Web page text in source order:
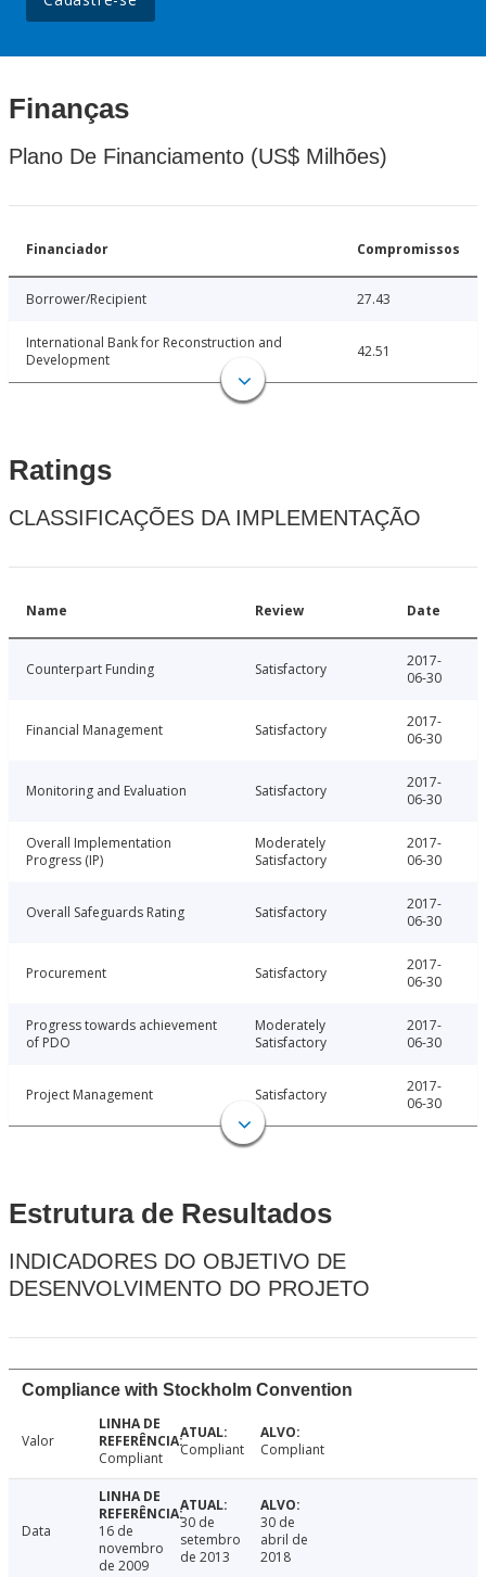
Finanças
Plano De Financiamento (US$ Milhões)
Financiador Compromissos
Borrower/Recipient 27.43
International Bank for Reconstruction and
Development
42.51
Ratings
CLASSIFICAÇÕES DA IMPLEMENTAÇÃO
Name Review Date
Counterpart Funding Satisfactory
2017-
06-30
Financial Management Satisfactory
2017-
06-30
Monitoring and Evaluation Satisfactory
2017-
06-30
Overall Implementation
Progress (IP)
Moderately
Satisfactory
2017-
06-30
Overall Safeguards Rating Satisfactory
2017-
06-30
Procurement Satisfactory
2017-
06-30
Progress towards achievement
of PDO
Moderately
Satisfactory
2017-
06-30
Project Management Satisfactory
2017-
06-30
Estrutura de Resultados
INDICADORES DO OBJETIVO DE
DESENVOLVIMENTO DO PROJETO
Compliance with Stockholm Convention
Valor
Compliant
Compliant Compliant
Data
16 de
novembro
de 2009
30 de
setembro
de 2013
30 de
abril de
2018